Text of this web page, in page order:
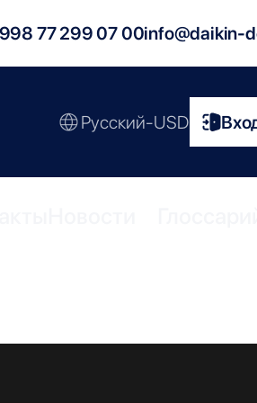
77 299 07 00info@daikin-
Русский-USD